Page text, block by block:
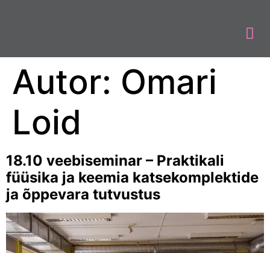
Autor: Omari
Loid
18.10 veebiseminar – Praktikali
füüsika ja keemia katsekomplektide
ja õppevara tutvustus